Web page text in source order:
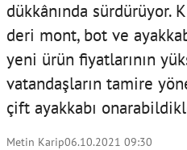
dükkânında sürdürüyor.
deri mont, bot ve
yeni ürün fiyatlarının
vatandaşların tamire
çift ayakkabı
Metin Karip06.10.2021 09:30